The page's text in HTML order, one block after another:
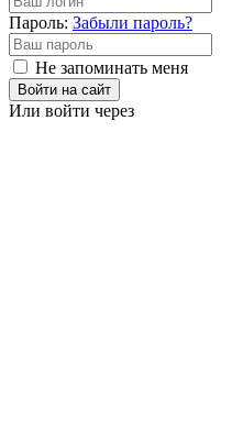
Пароль: Забыли пароль?
Не запоминать меня
Войти на сайт
Или войти через